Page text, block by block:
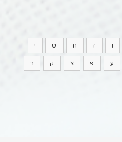
ו ז ח ט י
ע פ צ ק ר